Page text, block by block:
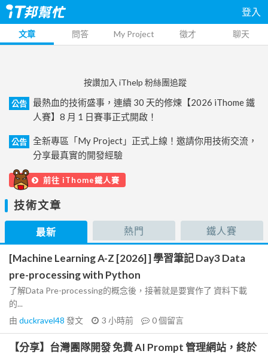
登入
文章 問答 My Project 徵才 聊天
按讚加入 iThelp 粉絲團追蹤
公告
最熱血的技術盛事，連續 30 天的修煉【2026 iThome 鐵
人賽】8 月 1 日賽事正式開啟！
公告
全新專區「My Project」正式上線！邀請你用技術交流，
分享最真實的開發經驗
前往 iThome鐵人賽
技術文章
最新 熱門 鐵人賽
[Machine Learning A-Z [2026] ] 學習筆記 Day3 Data
pre-processing with Python
了解Data Pre-processing的概念後，接著就是要實作了 資料下載
的...
由 duckravel48 發文 3 小時前 0個留言
【分享】台灣團隊開發 免費 AI Prompt 管理網站，終於